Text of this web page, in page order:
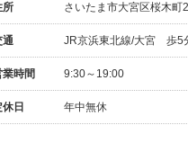
所 さいたま市大宮区桜木町2
通 JR京浜東北線/大宮 歩5
業時間 9:30～19:00
休日 年中無休